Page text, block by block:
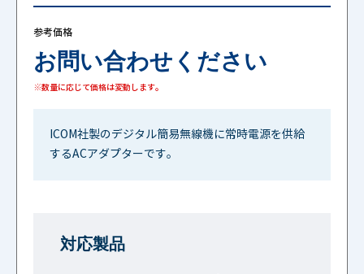
参考価格
お問い合わせください
※数量に応じて価格は変動します。
ICOM社製のデジタル簡易無線機に常時電源を供給
するACアダプターです。
対応製品